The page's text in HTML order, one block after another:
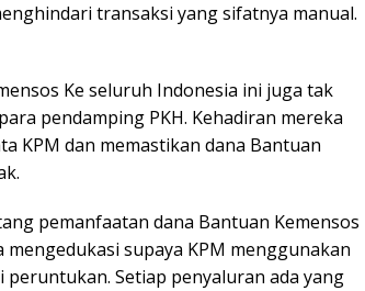
transaksi yang sifatnya manual.
Ke seluruh Indonesia ini juga tak
pendamping PKH. Kehadiran mereka
KPM dan memastikan dana Bantuan
pemanfaatan dana Bantuan Kemensos
supaya KPM menggunakan
peruntukan. Setiap penyaluran ada yang